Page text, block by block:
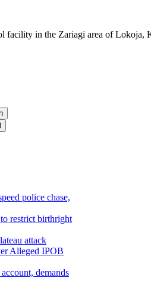
facility in the Zariagi area of Lokoja,
police chase,
restrict birthright
attack
Alleged IPOB
demands